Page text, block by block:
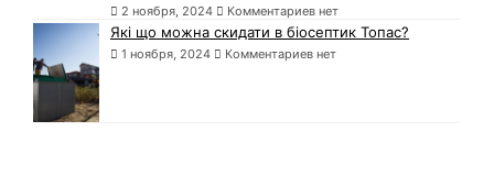
2 ноября, 2024 Комментариев нет
Які що можна скидати в біосептик Топас?
1 ноября, 2024 Комментариев нет